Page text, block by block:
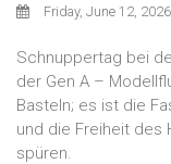
Friday, June 12, 2026
Schnuppertag bei
der Gen A –
Basteln; es ist die
und die Freiheit des
spüren.